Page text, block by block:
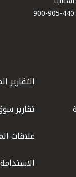
900-905-440
التقارير
تقارير
علاقات
الاستدامة